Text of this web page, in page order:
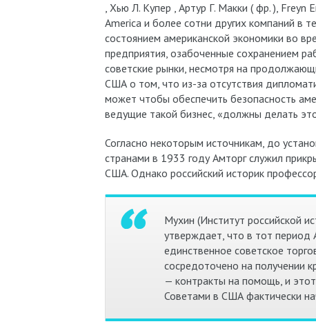
, Хью Л. Купер , Артур Г. Макки ( фр. ),
America и более сотни других компаний в
состоянием американской экономики во
предприятия, озабоченные сохранением
советские рынки, несмотря на
США о том, что из-за отсутствия
может чтобы обеспечить безопасность
ведущие такой бизнес, «должны делать
Согласно некоторым источникам, до
странами в 1933 году Амторг служил
США. Однако российский историк
Мухин (Институт российской
утверждает, что в тот
единственное советское
сосредоточено на получении
— контракты на помощь, и
Советами в США фактически